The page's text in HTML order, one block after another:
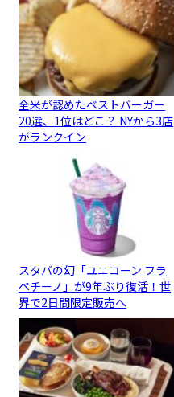
全米が認めたベストバーガー
20選、1位はどこ？ NYから3店
がランクイン
スタバの幻「ユニコーン フラ
ペチーノ」が9年ぶり復活！世
界で2日間限定販売へ